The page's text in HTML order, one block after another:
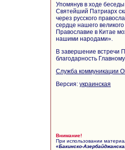
Упомянув в ходе
Святейший Патриарх
через русского
сердце нашего
Православие в Китае
нашими народами».
В завершение встречи
благодарность
Служба коммуникации
Версия: украинская
Внимание!
При использовании
«Бакинско-